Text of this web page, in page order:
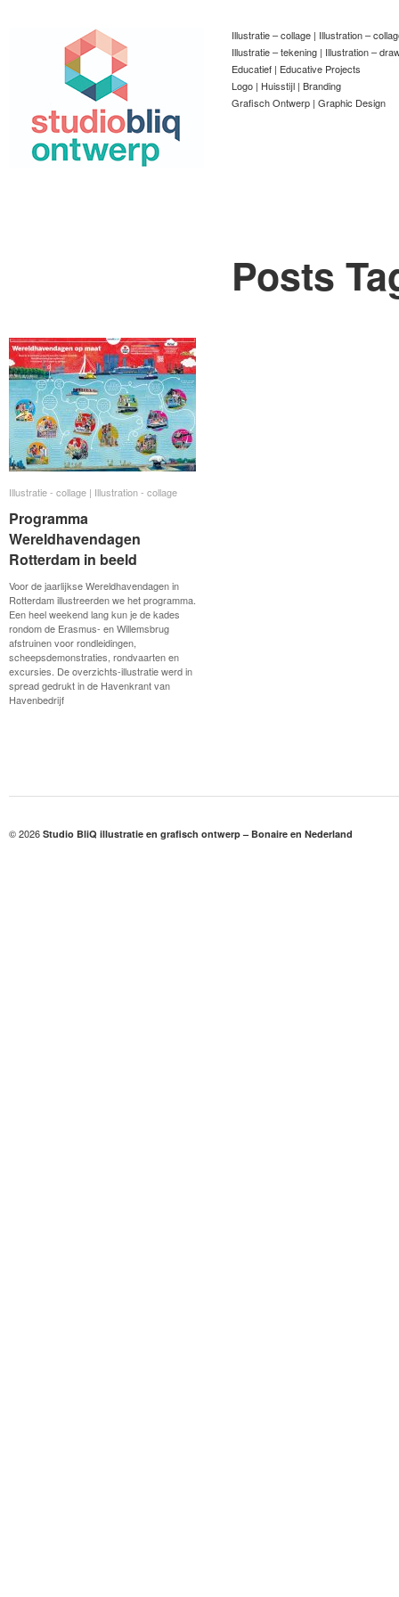
Illustratie – collage | Illustration –
Illustratie – tekening | Illustration –
Educatief | Educative Projects
Logo | Huisstijl | Branding
Grafisch Ontwerp | Graphic Design
Posts
Illustratie - collage | Illustration - collage
Programma
Wereldhavendagen
Rotterdam in beeld
Voor de jaarlijkse Wereldhavendagen in
Rotterdam illustreerden we het programma.
Een heel weekend lang kun je de kades
rondom de Erasmus- en Willemsbrug
afstruinen voor rondleidingen,
scheepsdemonstraties, rondvaarten en
excursies. De overzichts-illustratie werd in
spread gedrukt in de Havenkrant van
Havenbedrijf
Illustratie - collage | Illustration - collage
Programma
Wereldhavendagen
Rotterdam in beeld
© 2026 Studio BliQ illustratie en grafisch ontwerp – Bonaire en Nederland